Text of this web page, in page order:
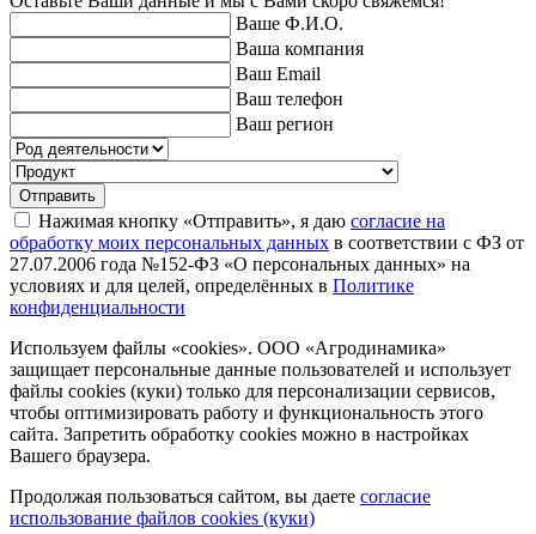
Ваше Ф.И.О.
Ваша компания
Ваш Email
Ваш телефон
Ваш регион
Отправить
Нажимая кнопку «Отправить», я даю согласие на
обработку моих персональных данных в соответствии с ФЗ от
27.07.2006 года №152-ФЗ «О персональных данных» на
условиях и для целей, определённых в Политике
конфиденциальности
Используем файлы «cookies». ООО «Агродинамика»
защищает персональные данные пользователей и использует
файлы cookies (куки) только для персонализации сервисов,
чтобы оптимизировать работу и функциональность этого
сайта. Запретить обработку cookies можно в настройках
Вашего браузера.
Продолжая пользоваться сайтом, вы даете согласие
использование файлов cookies (куки)